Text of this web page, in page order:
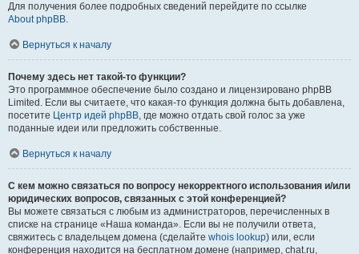
Для получения более подробных сведений перейдите по ссылке
About phpBB.
Вернуться к началу
Почему здесь нет такой-то функции?
Это программное обеспечение было создано и лицензировано phpBB
Limited. Если вы считаете, что какая-то функция должна быть добавлена,
посетите Центр идей phpBB, где можно отдать свой голос за уже
поданные идеи или предложить собственные.
Вернуться к началу
С кем можно связаться по вопросу некорректного использования и/или
юридических вопросов, связанных с этой конференцией?
Вы можете связаться с любым из администраторов, перечисленных в
списке на странице «Наша команда». Если вы не получили ответа,
свяжитесь с владельцем домена (сделайте whois lookup) или, если
конференция находится на бесплатном домене (например, chat.ru,